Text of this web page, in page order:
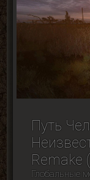
Путь
Remake
Глобальные